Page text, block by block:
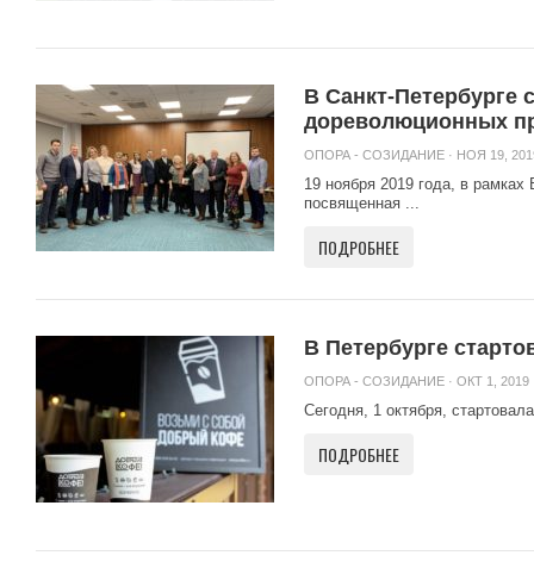
В Санкт-Петербурге
дореволюционных
ОПОРА - СОЗИДАНИЕ · НОЯ 19,
19 ноября 2019 года, в
посвященная ...
ПОДРОБНЕЕ
В Петербурге
ОПОРА - СОЗИДАНИЕ · ОКТ 1, 2019
Сегодня, 1 октября,
ПОДРОБНЕЕ